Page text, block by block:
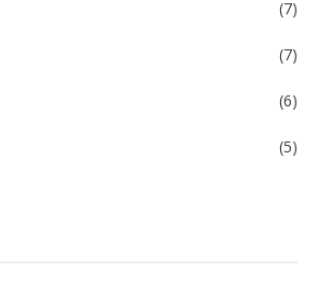
(7)
(7)
(6)
(5)